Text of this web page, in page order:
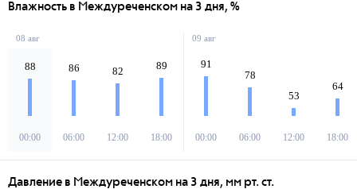
Влажность в Междуреченском на 3 дня, %
08 авг
88
00:00
86
06:00
82
12:00
89
18:00
09 авг
91
00:00
78
06:00
53
12:00
64
18:00
Давление в Междуреченском на 3 дня, мм рт. ст.